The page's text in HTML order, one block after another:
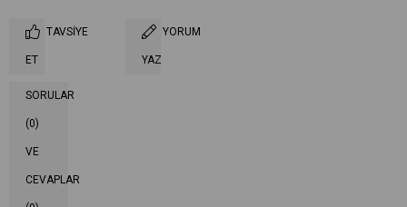
TAVSIYE
ET
YORUM
YAZ
SORULAR
(0)
VE
CEVAPLAR